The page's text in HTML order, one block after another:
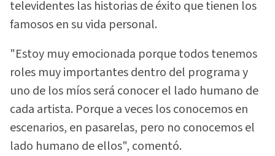
televidentes las historias de éxito que tienen los
famosos en su vida personal.
"Estoy muy emocionada porque todos tenemos
roles muy importantes dentro del programa y
uno de los míos será conocer el lado humano de
cada artista. Porque a veces los conocemos en
escenarios, en pasarelas, pero no conocemos el
lado humano de ellos", comentó.